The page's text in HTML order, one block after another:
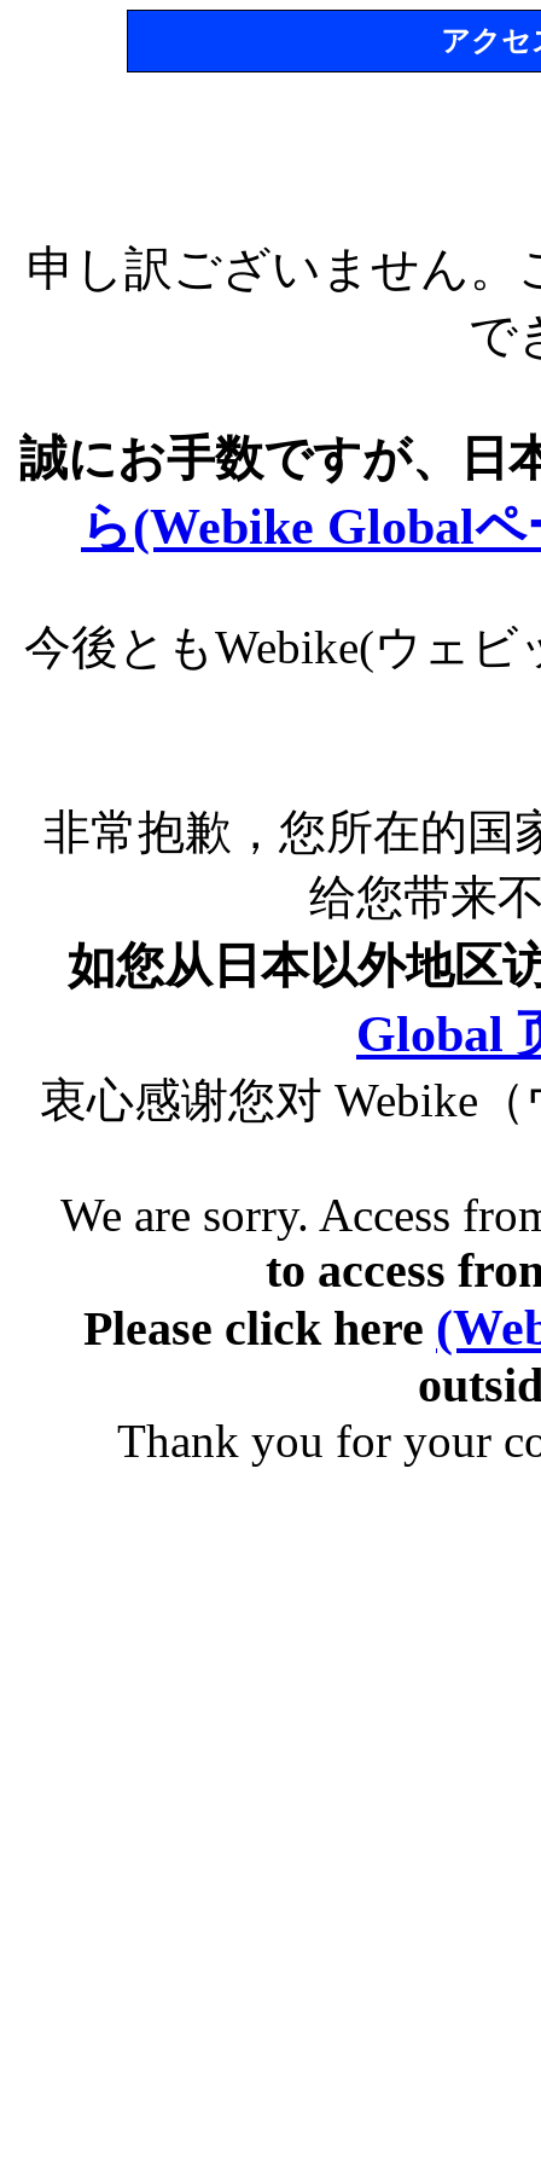
アクセ
申し訳ございません
で
誠にお手数ですが、日
ら(Webike Global
今後ともWebike(ウェ
非常抱歉，您所在的国
给您带来
如您从日本以外地区
Global
衷心感谢您对 Webike
We are sorry. Access
to access
Please click here
Thank you for your